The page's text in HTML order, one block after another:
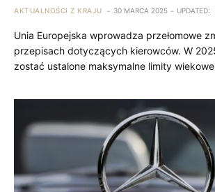
AKTUALNOŚCI Z KRAJU 30 MARCA 2025 UPDATED:
Unia Europejska wprowadza przełomowe
przepisach dotyczących kierowców. W
zostać ustalone maksymalne limity